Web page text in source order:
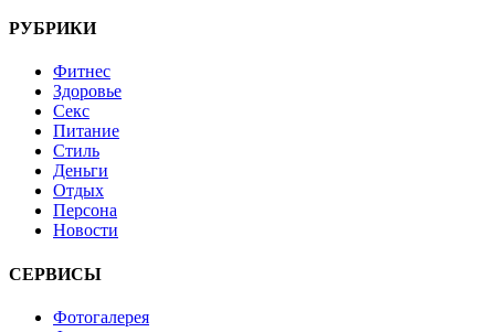
РУБРИКИ
Фитнес
Здоровье
Секс
Питание
Стиль
Деньги
Отдых
Персона
Новости
СЕРВИСЫ
Фотогалерея